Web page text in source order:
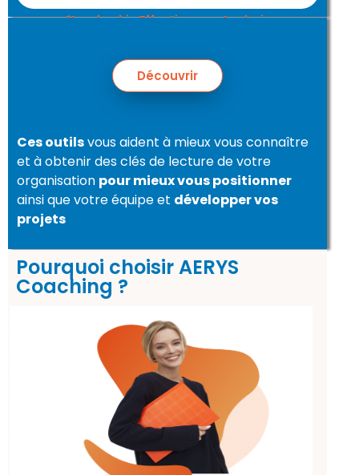
*Leadership Effectiveness Analysis
Découvrir
Ces outilsvous aident à mieux vous connaître
et à obtenir des clés de lecture de votre
organisation pour mieux vous positionner
ainsi que votre équipe et développer vos
projets
Pourquoi choisir AERYS
Coaching ?